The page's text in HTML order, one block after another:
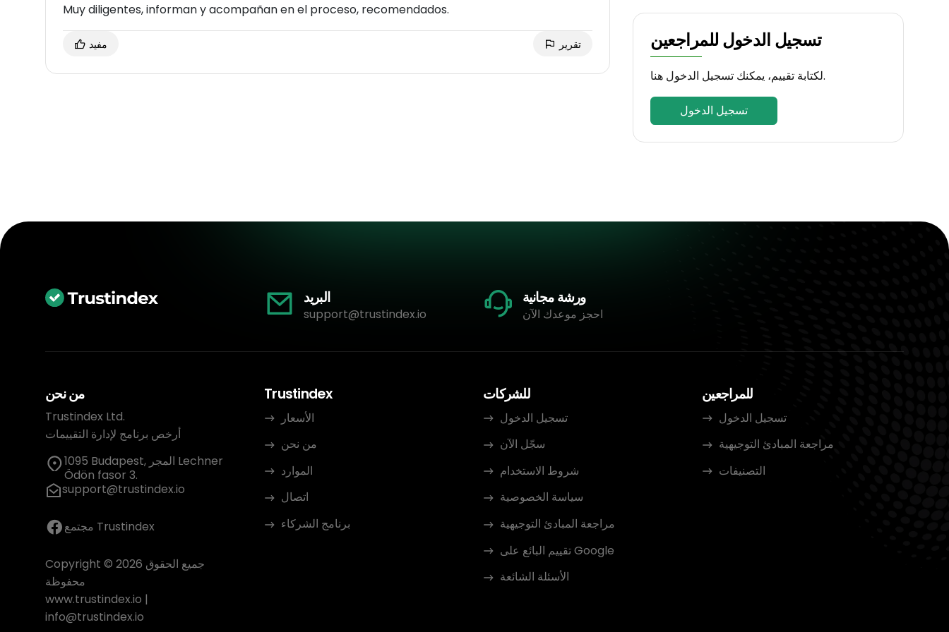
Muy diligentes, informan y acompañan en el proceso, recomendados.
مفيد تقرير تسجيل الدخول للمراجعين
لكتابة تقييم، يمكنك تسجيل الدخول هنا.
تسجيل الدخول
البريد
support@trustindex.io
ورشة مجانية
احجز موعدك الآن
من نحن
Trustindex Ltd.
أرخص برنامج لإدارة التقييمات
1095 Budapest, المجر Lechner
Ödön fasor 3.
support@trustindex.io
مجتمع Trustindex
Copyright © 2026 جميع الحقوق
محفوظة
www.trustindex.io |
info@trustindex.io
Trustindex
الأسعار
من نحن
الموارد
اتصال
برنامج الشركاء
للشركات
تسجيل الدخول
سجّل الآن
شروط الاستخدام
سياسة الخصوصية
مراجعة المبادئ التوجيهية
تقييم البائع على Google
الأسئلة الشائعة
للمراجعين
تسجيل الدخول
مراجعة المبادئ التوجيهية
التصنيفات